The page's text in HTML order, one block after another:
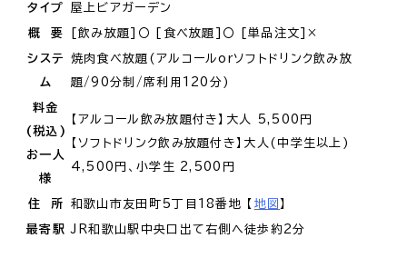
タイプ 屋上ビアガーデン
概 要 [飲み放題]〇 [食べ放題]〇 [単品注文]×
システ
ム
焼肉食べ放題(アルコールorソフトドリンク飲み放
題/90分制/席利用120分)
料金
(税込)
お一人
様
【アルコール飲み放題付き】大人 5,500円
【ソフトドリンク飲み放題付き】大人(中学生以上)
4,500円、小学生 2,500円
住 所 和歌山市友田町5丁目18番地 【 地図 】
最寄駅 JR和歌山駅中央口出て右側へ徒歩約2分